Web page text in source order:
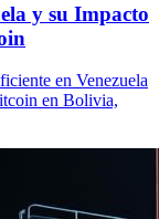
y su Impacto
en Venezuela
en Bolivia,